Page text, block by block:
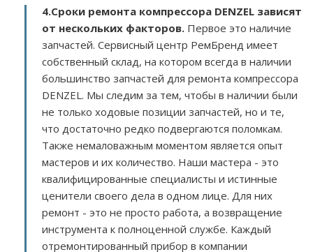
4.Сроки ремонта компрессора DENZEL зависят
от нескольких факторов. Первое это наличие
запчастей. Сервисный центр РемБренд имеет
собственный склад, на котором всегда в наличии
большинство запчастей для ремонта компрессора
DENZEL. Мы следим за тем, чтобы в наличии были
не только ходовые позиции запчастей, но и те,
что достаточно редко подвергаются поломкам.
Также немаловажным моментом является опыт
мастеров и их количество. Наши мастера - это
квалифицированные специалисты и истинные
ценители своего дела в одном лице. Для них
ремонт - это не просто работа, а возвращение
инструмента к полноценной службе. Каждый
отремонтированный прибор в компании